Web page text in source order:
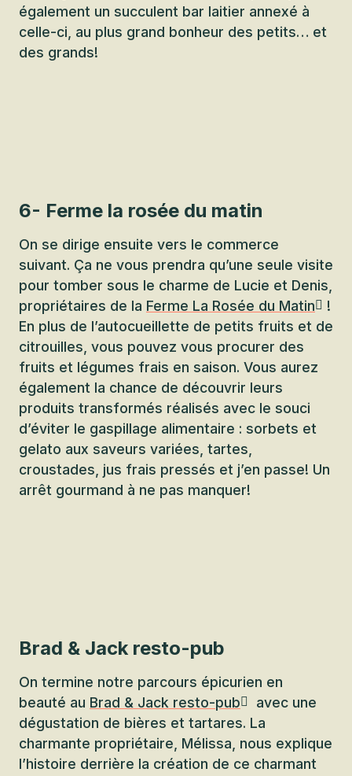
également un succulent bar laitier annexé à
celle-ci, au plus grand bonheur des petits… et
des grands!
6- Ferme la rosée du matin
On se dirige ensuite vers le commerce
suivant. Ça ne vous prendra qu’une seule visite
pour tomber sous le charme de Lucie et Denis,
propriétaires de la Ferme La Rosée du Matin
!
En plus de l’autocueillette de petits fruits et de
citrouilles, vous pouvez vous procurer des
fruits et légumes frais en saison. Vous aurez
également la chance de découvrir leurs
produits transformés réalisés avec le souci
d’éviter le gaspillage alimentaire : sorbets et
gelato aux saveurs variées, tartes,
croustades, jus frais pressés et j’en passe! Un
arrêt gourmand à ne pas manquer!
Brad & Jack resto-pub
On termine notre parcours épicurien en
beauté au Brad & Jack resto-pub
avec une
dégustation de bières et tartares. La
charmante propriétaire, Mélissa, nous explique
l’histoire derrière la création de ce charmant